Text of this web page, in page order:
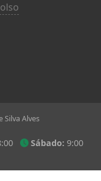
Alves
Sábado: 9:00